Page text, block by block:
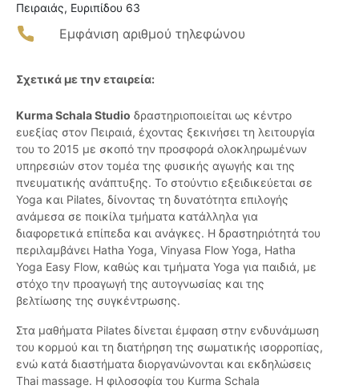
Πειραιάς, Ευριπίδου 63
Εμφάνιση αριθμού τηλεφώνου
Σχετικά με την εταιρεία:
Kurma Schala Studio δραστηριοποιείται ως κέντρο
ευεξίας στον Πειραιά, έχοντας ξεκινήσει τη λειτουργία
του το 2015 με σκοπό την προσφορά ολοκληρωμένων
υπηρεσιών στον τομέα της φυσικής αγωγής και της
πνευματικής ανάπτυξης. Το στούντιο εξειδικεύεται σε
Yoga και Pilates, δίνοντας τη δυνατότητα επιλογής
ανάμεσα σε ποικίλα τμήματα κατάλληλα για
διαφορετικά επίπεδα και ανάγκες. Η δραστηριότητά του
περιλαμβάνει Hatha Yoga, Vinyasa Flow Yoga, Hatha
Yoga Easy Flow, καθώς και τμήματα Yoga για παιδιά, με
στόχο την προαγωγή της αυτογνωσίας και της
βελτίωσης της συγκέντρωσης.
Στα μαθήματα Pilates δίνεται έμφαση στην ενδυνάμωση
του κορμού και τη διατήρηση της σωματικής ισορροπίας,
ενώ κατά διαστήματα διοργανώνονται και εκδηλώσεις
Thai massage. Η φιλοσοφία του Kurma Schala